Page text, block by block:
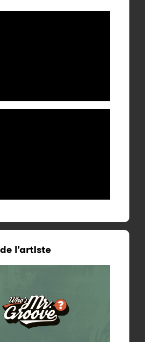
l'artiste